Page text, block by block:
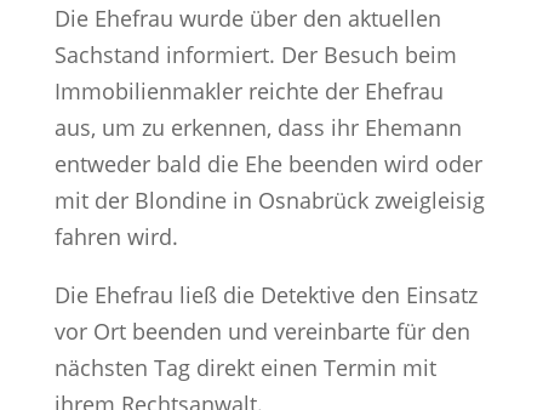
Die Ehefrau wurde über den aktuellen
Sachstand informiert. Der Besuch beim
Immobilienmakler reichte der Ehefrau
aus, um zu erkennen, dass ihr Ehemann
entweder bald die Ehe beenden wird oder
mit der Blondine in Osnabrück zweigleisig
fahren wird.
Die Ehefrau ließ die Detektive den Einsatz
vor Ort beenden und vereinbarte für den
nächsten Tag direkt einen Termin mit
ihrem Rechtsanwalt.